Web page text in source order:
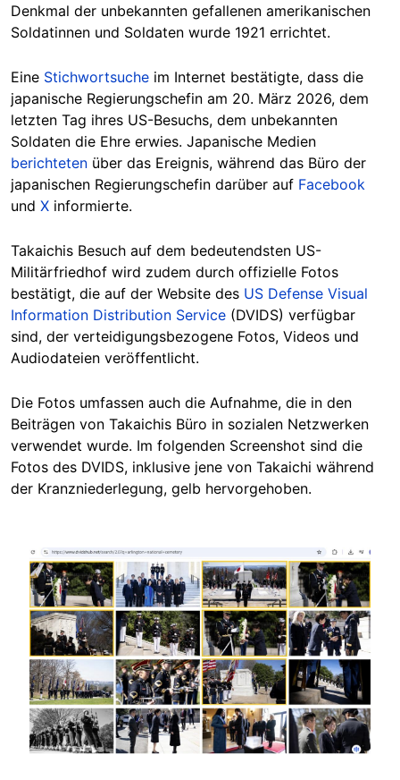
Denkmal der unbekannten gefallenen amerikanischen
Soldatinnen und Soldaten wurde 1921 errichtet.
Eine Stichwortsuche im Internet bestätigte, dass die
japanische Regierungschefin am 20. März 2026, dem
letzten Tag ihres US-Besuchs, dem unbekannten
Soldaten die Ehre erwies. Japanische Medien
berichteten über das Ereignis, während das Büro der
japanischen Regierungschefin darüber auf Facebook
und X informierte.
Takaichis Besuch auf dem bedeutendsten US-
Militärfriedhof wird zudem durch offizielle Fotos
bestätigt, die auf der Website des US Defense Visual
Information Distribution Service (DVIDS) verfügbar
sind, der verteidigungsbezogene Fotos, Videos und
Audiodateien veröffentlicht.
Die Fotos umfassen auch die Aufnahme, die in den
Beiträgen von Takaichis Büro in sozialen Netzwerken
verwendet wurde. Im folgenden Screenshot sind die
Fotos des DVIDS, inklusive jene von Takaichi während
der Kranzniederlegung, gelb hervorgehoben.
Image